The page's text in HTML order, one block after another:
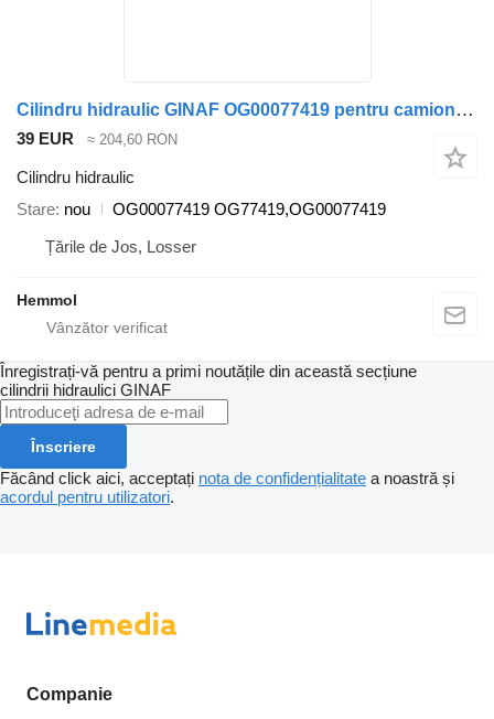
Cilindru hidraulic GINAF OG00077419 pentru camion GINAF
39 EUR ≈ 204,60 RON
Cilindru hidraulic
Stare nou
OG00077419 OG77419,OG00077419
Țările de Jos, Losser
Hemmol
Înregistrați-vă pentru a primi noutățile din această secțiune
cilindrii hidraulici GINAF
Înscriere
Făcând click aici, acceptați nota de confidențialitate a noastră și
acordul pentru utilizatori.
Companie